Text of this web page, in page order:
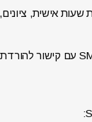
אישית,